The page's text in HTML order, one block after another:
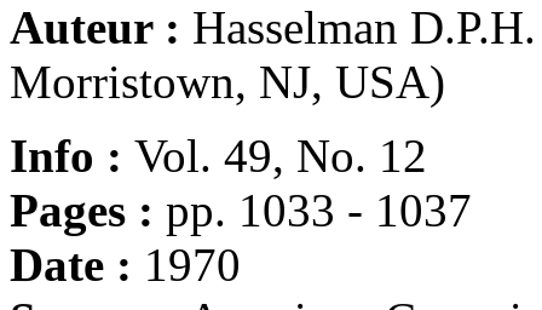
Auteur : Hasselman
Morristown, NJ, USA)
Info : Vol. 49, No. 12
Pages : pp. 1033 - 1037
Date : 1970